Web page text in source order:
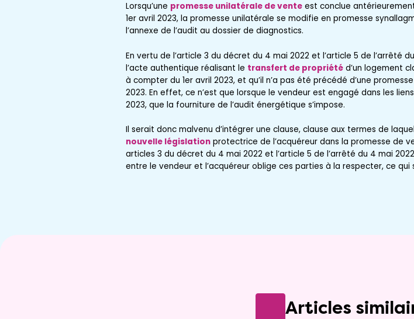
Lorsqu’une promesse unilatérale de venteest conclue
1er avril 2023, la promesse unilatérale se modifie en promesse
l’annexe de l’audit au dossier de diagnostics.
En vertu de l’article 3 du décret du 4 mai 2022 et l’article 5 de l’arrêté
l’acte authentique réalisant le transfert de propriétéd’un logement
à compter du 1er avril 2023, et qu’il n’a pas été précédé d’une
2023. En effet, ce n’est que lorsque le vendeur est engagé dans les liens
2023, que la fourniture de l’audit énergétique s’impose.
Il serait donc malvenu d’intégrer une clause, clause aux termes de
nouvelle législationprotectrice de l’acquéreur dans la promesse de
articles 3 du décret du 4 mai 2022 et l’article 5 de l’arrêté du 4 mai
entre le vendeur et l’acquéreur oblige ces parties à la respecter, ce
Articles